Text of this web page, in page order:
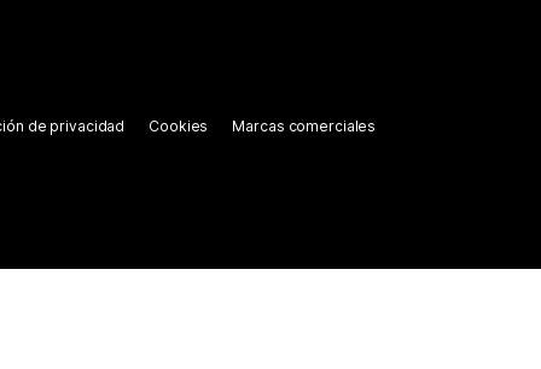
de privacidad Cookies Marcas comerciales